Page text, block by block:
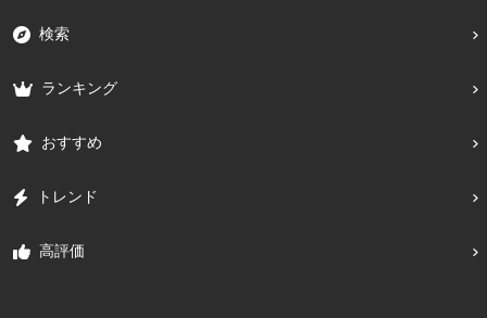
検索
ランキング
おすすめ
トレンド
高評価